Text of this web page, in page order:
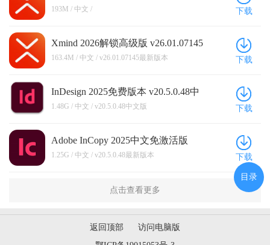
193M / 中文 / 下载
Xmind 2026解锁高级版 v26.01.07145
最新版本
163.4M / 中文 / v26.01.07145最新版本 下载
InDesign 2025免费版本 v20.5.0.48中
文版
1.48G / 中文 / v20.5.0.48中文版 下载
Adobe InCopy 2025中文免激活版
v20.5.0.48最新版本
1.25G / 中文 / v20.5.0.48最新版本 下载
点击查看更多
返回顶部
访问电脑版
目录